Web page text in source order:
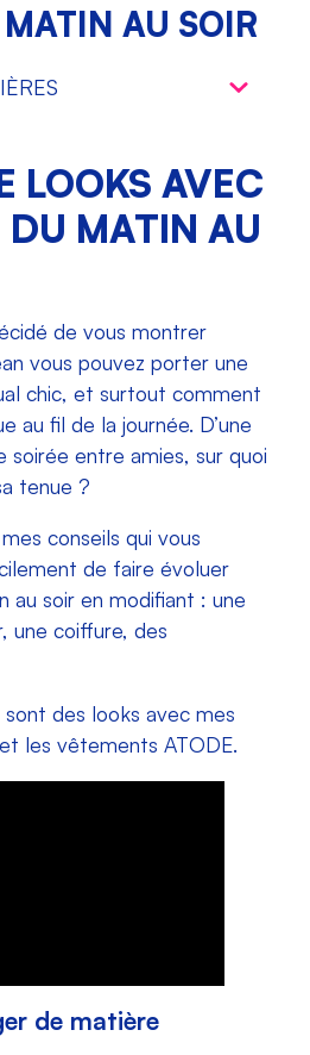
AU SOIR
LOOKS AVEC
MATIN AU
de vous montrer
vous pouvez porter une
chic, et surtout comment
au fil de la journée. D’une
soirée entre amies, sur quoi
tenue ?
conseils qui vous
de faire évoluer
au soir en modifiant : une
une coiffure, des
des looks avec mes
les vêtements ATODE.
de matière